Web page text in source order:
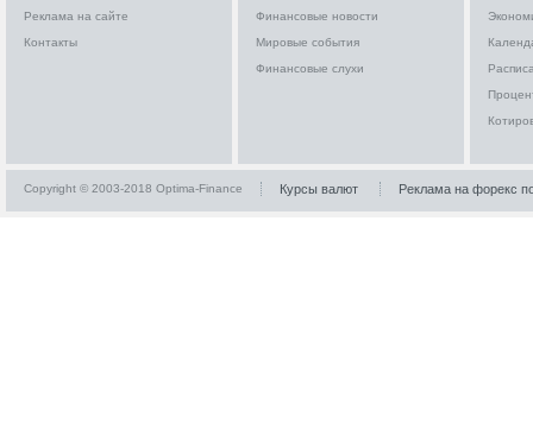
Реклама на сайте
Контакты
Финансовые новости
Мировые события
Финансовые слухи
Copyright © 2003-2018 Optima-Finance Курсы валют Реклама на форекс